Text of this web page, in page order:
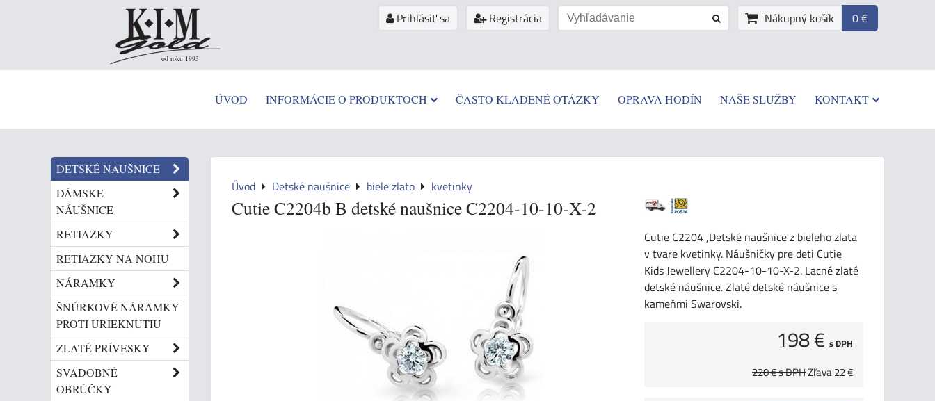
od roku 1993
Prihlásiť sa Registrácia Nákupný košík 0 €
ÚVOD INFORMÁCIE O PRODUKTOCH ČASTO KLADENÉ OTÁZKY OPRAVA HODÍN NAŠE SLUŽBY KONTAKT
Úvod Detské naušnice biele zlato kvetinky
Cutie C2204b B detské naušnice C2204-10-10-X-2
Cutie C2204 ,Detské naušnice z bieleho zlata
v tvare kvetinky. Náušničky pre deti Cutie
Kids Jewellery C2204-10-10-X-2. Lacné zlaté
detské náušnice. Zlaté detské náušnice s
kameňmi Swarovski.
198 € s DPH
220 €s DPHZľava22 €
DETSKÉ NAUŠNICE
DÁMSKE
NÁUŠNICE
RETIAZKY
RETIAZKY NA NOHU
NÁRAMKY
ŠNÚRKOVÉ NÁRAMKY
PROTI URIEKNUTIU
ZLATÉ PRÍVESKY
SVADOBNÉ
OBRÚČKY